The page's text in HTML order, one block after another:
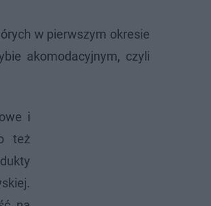
w pierwszym okresie
akomodacyjnym, czyli
i
też